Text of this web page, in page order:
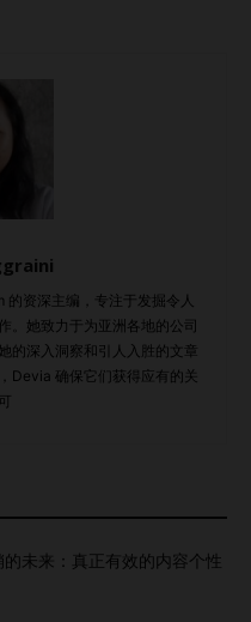
的在线社区非常重要。
觉学习者，那么Instagram
和知识共享，论坛或Reddit
、更充满活力的社区，让
：创建有价值且吸引人的
构建成功在线社区的关
出，许多公司试图展示理
从未被完全讲述的故事。
和偏好，可以采用多样的
客、信息图表和直播。同
成员分享经验和见解，促
引力强、结构清晰的内
，如图片、视频和互动组
资深主编，专注于发掘令人
。她致力于为亚洲各地的公司
的深入洞察和引人入胜的文章
Devia 确保它们获得应有的关
的未来：真正有效的内容个性